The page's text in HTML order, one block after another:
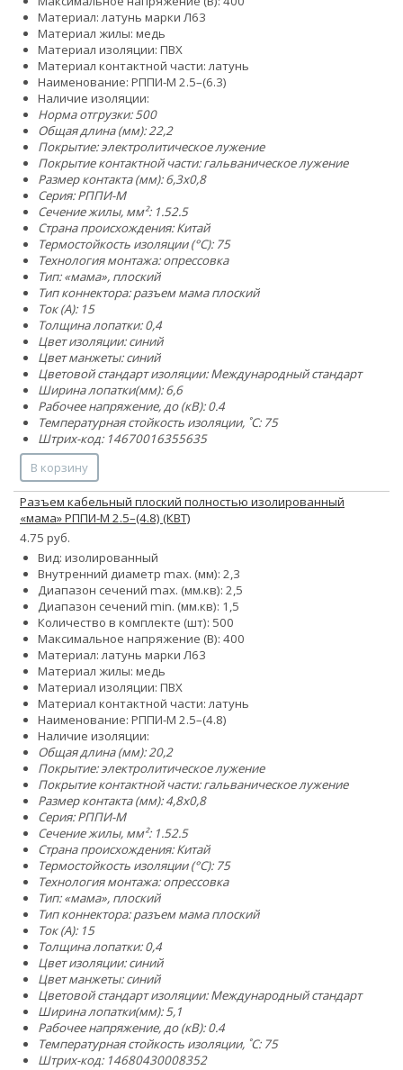
Материал: латунь марки Л63
Материал жилы: медь
Материал изоляции: ПВХ
Материал контактной части: латунь
Наименование: РППИ-М 2.5–(6.3)
Наличие изоляции:
Норма отгрузки: 500
Общая длина (мм): 22,2
Покрытие: электролитическое лужение
Покрытие контактной части: гальваническое лужение
Размер контакта (мм): 6,3x0,8
Серия: РППИ-М
Сечение жилы, мм²: 1.52.5
Страна происхождения: Китай
Термостойкость изоляции (°C): 75
Технология монтажа: опрессовка
Тип: «мама», плоский
Тип коннектора: разъем мама плоский
Ток (А): 15
Толщина лопатки: 0,4
Цвет изоляции: синий
Цвет манжеты: синий
Цветовой стандарт изоляции: Международный стандарт
Ширина лопатки(мм): 6,6
Рабочее напряжение, до (кВ): 0.4
Температурная стойкость изоляции, ˚С: 75
Штрих-код: 14670016355635
В корзину
Разъем кабельный плоский полностью изолированный
«мама» РППИ-М 2.5–(4.8) (КВТ)
4.75 руб.
Вид: изолированный
Внутренний диаметр max. (мм): 2,3
Диапазон сечений max. (мм.кв): 2,5
Диапазон сечений min. (мм.кв): 1,5
Количество в комплекте (шт): 500
Максимальное напряжение (В): 400
Материал: латунь марки Л63
Материал жилы: медь
Материал изоляции: ПВХ
Материал контактной части: латунь
Наименование: РППИ-М 2.5–(4.8)
Наличие изоляции:
Общая длина (мм): 20,2
Покрытие: электролитическое лужение
Покрытие контактной части: гальваническое лужение
Размер контакта (мм): 4,8x0,8
Серия: РППИ-М
Сечение жилы, мм²: 1.52.5
Страна происхождения: Китай
Термостойкость изоляции (°C): 75
Технология монтажа: опрессовка
Тип: «мама», плоский
Тип коннектора: разъем мама плоский
Ток (А): 15
Толщина лопатки: 0,4
Цвет изоляции: синий
Цвет манжеты: синий
Цветовой стандарт изоляции: Международный стандарт
Ширина лопатки(мм): 5,1
Рабочее напряжение, до (кВ): 0.4
Температурная стойкость изоляции, ˚С: 75
Штрих-код: 14680430008352